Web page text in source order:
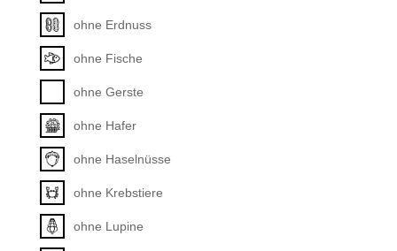
ohne Erdnuss
ohne Fische
ohne Gerste
ohne Hafer
ohne Haselnüsse
ohne Krebstiere
ohne Lupine